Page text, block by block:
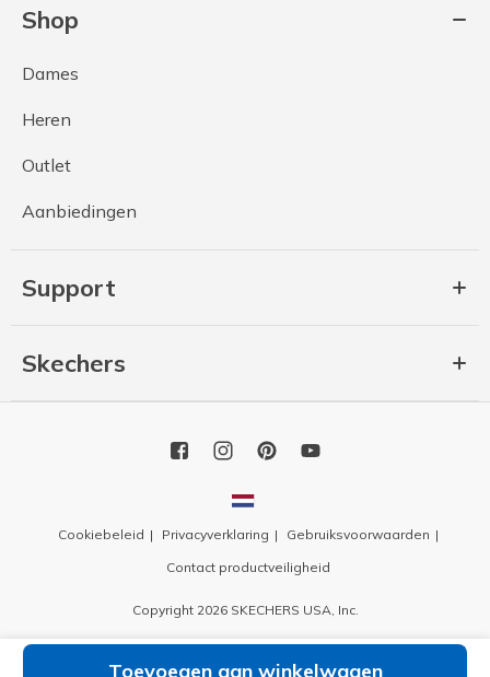
Toevoegen aan winkelwagen
Shop
Dames
Heren
Outlet
Aanbiedingen
Support
Skechers
Cookiebeleid Privacyverklaring
Gebruiksvoorwaarden
Contact productveiligheid
Copyright 2026 SKECHERS USA, Inc.